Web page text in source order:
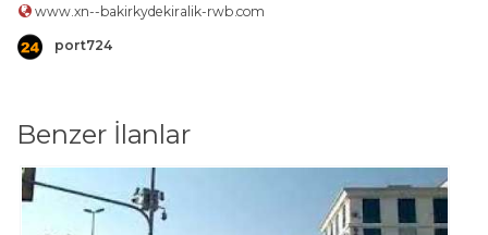
www.xn--bakirkydekiralik-rwb.com
port724
Benzer İlanlar